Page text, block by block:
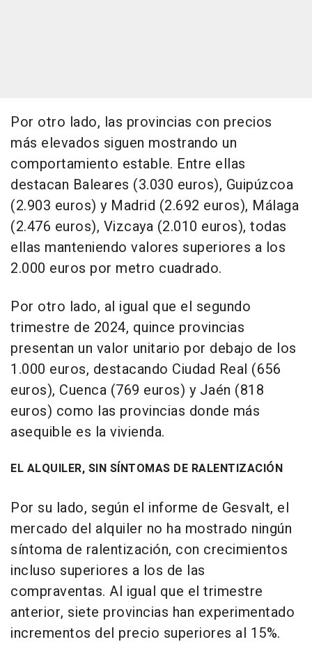
Por otro lado, las provincias con precios
más elevados siguen mostrando un
comportamiento estable. Entre ellas
destacan Baleares (3.030 euros), Guipúzcoa
(2.903 euros) y Madrid (2.692 euros), Málaga
(2.476 euros), Vizcaya (2.010 euros), todas
ellas manteniendo valores superiores a los
2.000 euros por metro cuadrado.
Por otro lado, al igual que el segundo
trimestre de 2024, quince provincias
presentan un valor unitario por debajo de los
1.000 euros, destacando Ciudad Real (656
euros), Cuenca (769 euros) y Jaén (818
euros) como las provincias donde más
asequible es la vivienda.
EL ALQUILER, SIN SÍNTOMAS DE RALENTIZACIÓN
Por su lado, según el informe de Gesvalt, el
mercado del alquiler no ha mostrado ningún
síntoma de ralentización, con crecimientos
incluso superiores a los de las
compraventas. Al igual que el trimestre
anterior, siete provincias han experimentado
incrementos del precio superiores al 15%.